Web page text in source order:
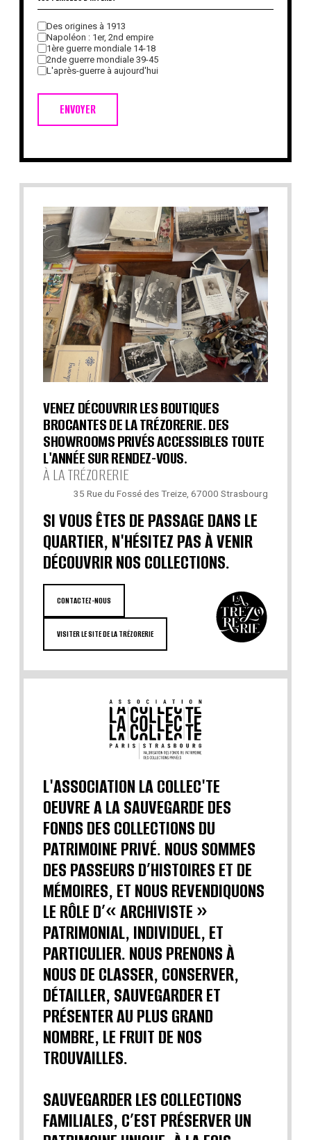
ENVOYER
Des origines à 1913
Napoléon : 1er, 2nd empire
1ère guerre mondiale 14-18
2nde guerre mondiale 39-45
L'après-guerre à aujourd'hui
VENEZ DÉCOUVRIR LES BOUTIQUES
BROCANTES DE LA TRÉZORERIE. DES
SHOWROOMS PRIVÉS ACCESSIBLES TOUTE
L'ANNÉE SUR RENDEZ-VOUS.
À LA TRÉZORERIE
35 Rue du Fossé des Treize, 67000 Strasbourg
SI VOUS ÊTES DE PASSAGE DANS LE
QUARTIER, N'HÉSITEZ PAS À VENIR
DÉCOUVRIR NOS COLLECTIONS.
CONTACTEZ-NOUS
VISITER LE SITE DE LA TRÉZORERIE
L'ASSOCIATION LA COLLEC'TE
OEUVRE A LA SAUVEGARDE DES
FONDS DES COLLECTIONS DU
PATRIMOINE PRIVÉ. NOUS SOMMES
DES PASSEURS D’HISTOIRES ET DE
MÉMOIRES, ET NOUS REVENDIQUONS
LE RÔLE D’« ARCHIVISTE »
PATRIMONIAL, INDIVIDUEL, ET
PARTICULIER. NOUS PRENONS À
NOUS DE CLASSER, CONSERVER,
DÉTAILLER, SAUVEGARDER ET
PRÉSENTER AU PLUS GRAND
NOMBRE, LE FRUIT DE NOS
TROUVAILLES.
SAUVEGARDER LES COLLECTIONS
FAMILIALES, C’EST PRÉSERVER UN